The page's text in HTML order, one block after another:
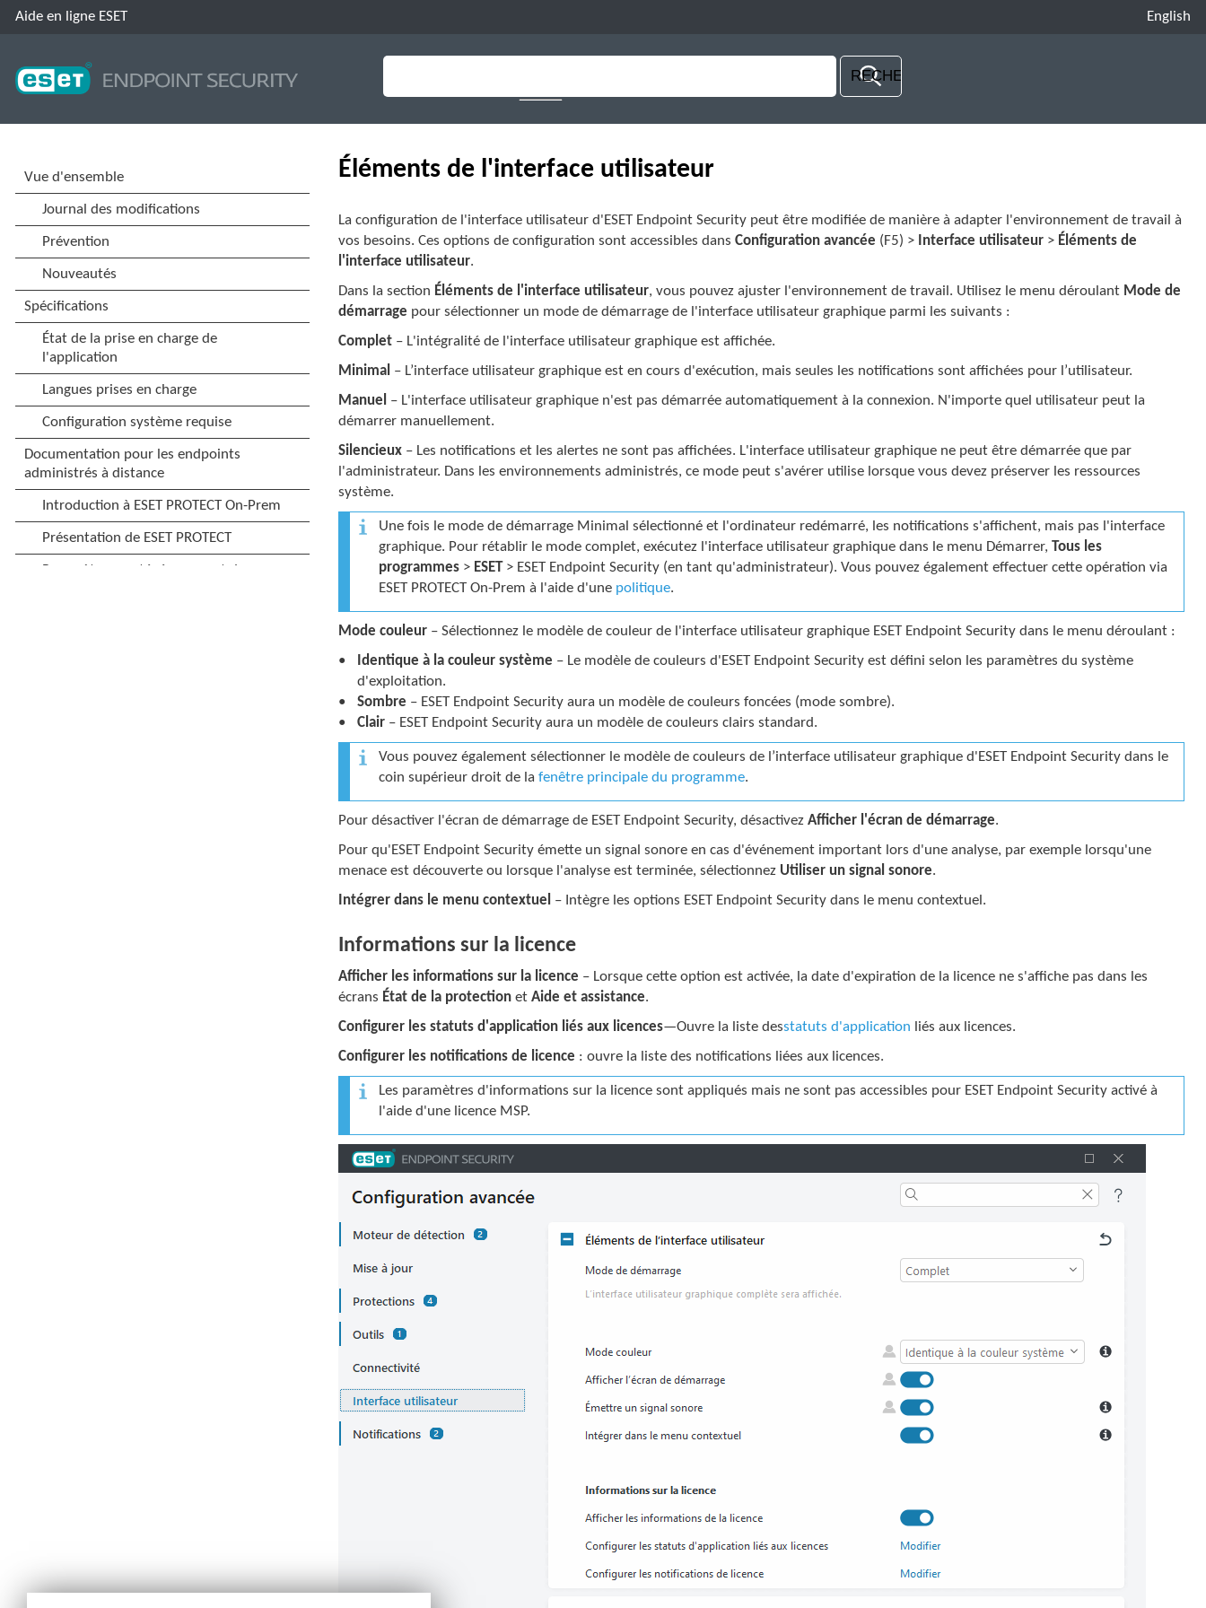
Aide en ligne ESET English
Éléments de l'interface utilisateur
La configuration de l'interface utilisateur d'ESET Endpoint Security peut être modifiée de manière à adapter l'environnement de travail à
vos besoins. Ces options de configuration sont accessibles dansConfiguration avancée (F5) > Interface utilisateur > Éléments de
l'interface utilisateur.
Dans la section Éléments de l'interface utilisateur, vous pouvez ajuster l'environnement de travail. Utilisez le menu déroulant Mode de
démarrage pour sélectionner un mode de démarrage de l'interface utilisateur graphique parmi les suivants :
Complet – L'intégralité de l'interface utilisateur graphique est affichée.
Minimal – L’interface utilisateur graphique est en cours d'exécution, mais seules les notifications sont affichées pour l’utilisateur.
Manuel – L'interface utilisateur graphique n'est pas démarrée automatiquement à la connexion. N'importe quel utilisateur peut la
démarrer manuellement.
Silencieux – Les notifications et les alertes ne sont pas affichées. L'interface utilisateur graphique ne peut être démarrée que par
l'administrateur. Dans les environnements administrés, ce mode peut s'avérer utilise lorsque vous devez préserver les ressources
système.
Une fois le mode de démarrage Minimal sélectionné et l'ordinateur redémarré, les notifications s'affichent, mais pas l'interface
graphique. Pour rétablir le mode complet, exécutez l'interface utilisateur graphique dans le menu Démarrer,Tous les
programmes > ESET> ESET Endpoint Security (en tant qu'administrateur). Vous pouvez également effectuer cette opération via
ESET PROTECT On-Prem à l'aide d'une politique.
Mode couleur – Sélectionnez le modèle de couleur de l'interface utilisateur graphique ESET Endpoint Security dans le menu déroulant :
Identique à la couleur système – Le modèle de couleurs d'ESET Endpoint Security est défini selon les paramètres du système
d'exploitation.
Sombre – ESET Endpoint Security aura un modèle de couleurs foncées (mode sombre).
Clair– ESET Endpoint Security aura un modèle de couleurs clairs standard.
Vous pouvez également sélectionner le modèle de couleurs de l’interface utilisateur graphique d'ESET Endpoint Security dans le
coin supérieur droit de lafenêtre principale du programme.
Pour désactiver l'écran de démarrage de ESET Endpoint Security, désactivezAfficher l'écran de démarrage.
Pour qu'ESET Endpoint Security émette un signal sonore en cas d'événement important lors d'une analyse, par exemple lorsqu'une
menace est découverte ou lorsque l'analyse est terminée, sélectionnez Utiliser un signal sonore.
Intégrer dans le menu contextuel – Intègre les options ESET Endpoint Security dans le menu contextuel.
Informations sur la licence
Afficher les informations sur la licence – Lorsque cette option est activée, la date d'expiration de la licence ne s'affiche pas dans les
écrans État de la protection etAide et assistance.
Configurer les statuts d'application liés aux licences—Ouvre la liste desstatuts d'application liés aux licences.
Configurer les notifications de licence : ouvre la liste des notifications liées aux licences.
Les paramètres d'informations sur la licence sont appliqués mais ne sont pas accessibles pour ESET Endpoint Security activé à
l'aide d'une licence MSP.